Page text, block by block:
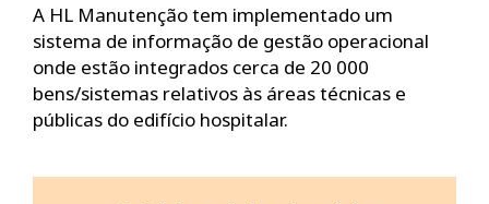
A HL Manutenção tem implementado um
sistema de informação de gestão operacional
onde estão integrados cerca de 20 000
bens/sistemas relativos às áreas técnicas e
públicas do edifício hospitalar.